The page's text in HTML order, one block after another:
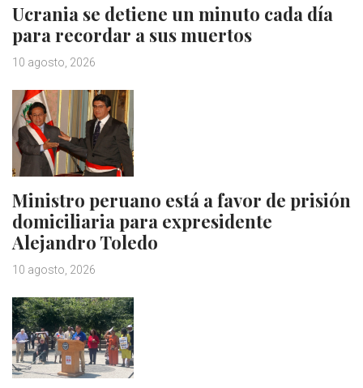
Ucrania se detiene un minuto cada día
para recordar a sus muertos
10 agosto, 2026
Ministro peruano está a favor de prisión
domiciliaria para expresidente
Alejandro Toledo
10 agosto, 2026